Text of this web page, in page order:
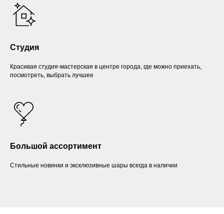
Студия
Красивая студия-мастерская в центре города, где можно приехать,
посмотреть, выбрать лучшее
Большой ассортимент
Стильные новинки и эксклюзивные шары всегда в наличии